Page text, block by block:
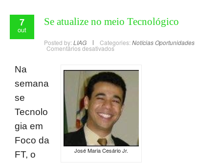
7
out
Se atualize no meio Tecnológico
Posted by: LIAG Categories: NotíciasOportunidades
Comentários desativados
José Maria Cesário Jr.
Na
semana
se
Tecnolo
gia em
Foco da
FT, o